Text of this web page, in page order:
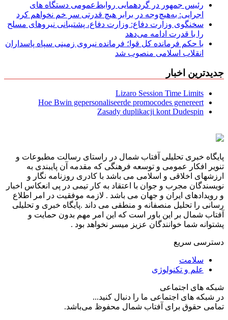
رئیس جمهور در گردهمایی روابط‌عمومی دستگاه های
اجرایی: به‌هیچ‌وجه در برابر هیچ قدرتی سر خم نخواهم کرد
سخنگوی وزارت دفاع: وزارت دفاع، پشتیبانی نیرو‌های مسلح
را با قدرت ادامه می‌دهد
با حکم فرمانده کل قوا؛ فرمانده نیروی زمینی سپاه پاسداران
انقلاب اسلامی منصوب شد
جدیدترین اخبار
Lizaro Session Time Limits
Hoe Bwin gepersonaliseerde promocodes genereert
Zasady duplikacji kont Dudespin
پایگاه خبری تحلیلی آفتاب شمال در راستای رسالت مطبوعات و
تنویر افکار عمومی و توسعه فرهنگی که مقدمه آن پایبندی به
ارزشهای اخلاقی و اسلامی می باشد با کادری روزنامه نگار و
نویسندگان مجرب و جوان با اعتقاد به کار تیمی در پی انعکاس اخبار
و رویدادهای ایران و جهان می باشد . لازمه موفقیت در امر اطلاع
رسانی را تحلیل منصفانه و منطقی می داند .پایگاه خبری و تحلیلی
آفتاب شمال بر این باور است که این امر مهم بدون حمایت و
پشتوانه شما خوانندگان عزیز میسر نخواهد بود .
دسترسی سریع
سلامت
علم و تکنولوژی
شبکه های اجتماعی
در شبکه های اجتماعی ما را دنبال کنید...
تمامی حقوق برای آفتاب شمال محفوظ می‌باشد.